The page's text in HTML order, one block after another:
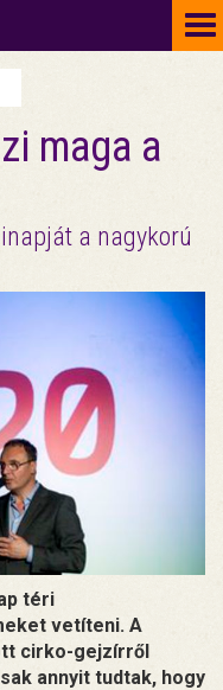
maga a
a nagykorú
téri
vetíteni. A
cirko-gejzírről
annyit tudtak, hogy